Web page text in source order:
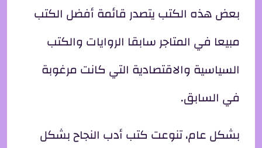
بعض هذه الكتب يتصدر قائمة أفضل الكتب
مبيعا في المتاجر سابقا الروايات والكتب
السياسية والاقتصادية التي كانت مرغوبة
في السابق.
بشكل عام، تنوعت كتب أدب النجاح بشكل